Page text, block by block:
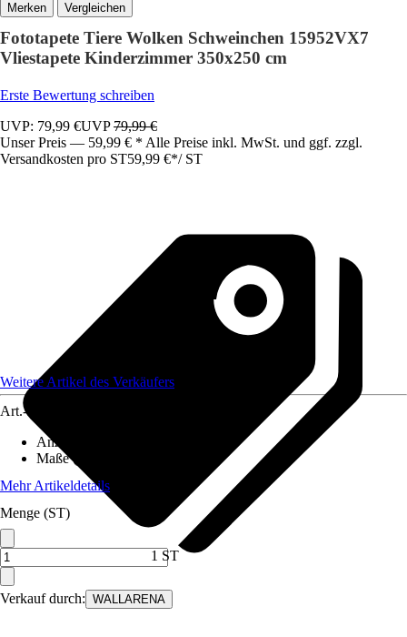
Vergleichen
Fototapete Tiere Wolken Schweinchen 15952VX7
Vliestapete Kinderzimmer 350x250 cm
Erste Bewertung schreiben
UVP: 79,99 €UVP79,99 €
Unser Preis — 59,99 € * Alle Preise inkl. MwSt. und ggf. zzgl.
Versandkosten pro ST59,99 €*/ ST
Verkauf durch: WALLARENA
Weitere Artikel des Verkäufers
Art.-Nr.
Anzahl der Teile
Maße (BxH)
Mehr Artikeldetails
Menge (ST)
1 ST